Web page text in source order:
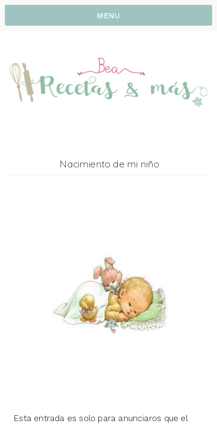
MENU
Nacimiento de mi niño
Esta entrada es solo para anunciaros que el